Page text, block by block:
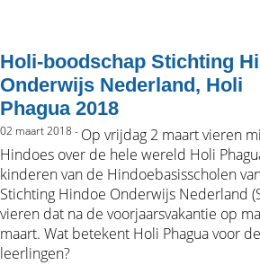
Holi-boodschap Stichting
Onderwijs Nederland, Holi
Phagua 2018
02 maart 2018 - Op vrijdag 2 maart vieren
Hindoes over de hele wereld Holi
kinderen van de Hindoebasisscholen
Stichting Hindoe Onderwijs Nederland
vieren dat na de voorjaarsvakantie op
maart. Wat betekent Holi Phagua voor
leerlingen?